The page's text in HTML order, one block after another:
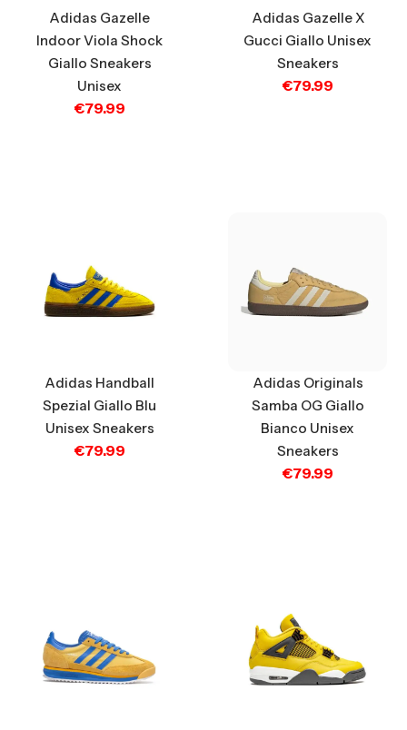
Adidas Gazelle
Indoor Viola Shock
Giallo Sneakers
Unisex
€79.99
Adidas Gazelle X
Gucci Giallo Unisex
Sneakers
€79.99
Adidas Handball
Spezial Giallo Blu
Unisex Sneakers
€79.99
Adidas Originals
Samba OG Giallo
Bianco Unisex
Sneakers
€79.99